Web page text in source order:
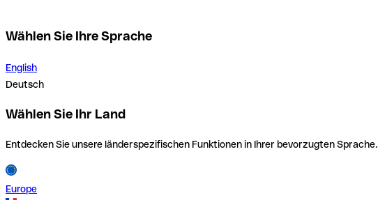
Wählen Sie Ihre Sprache
English
Deutsch
Wählen Sie Ihr Land
Entdecken Sie unsere länderspezifischen Funktionen in Ihrer bevorzugten Sprache.
Europe